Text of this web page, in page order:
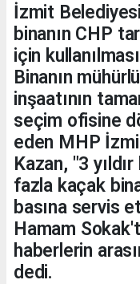
İzmit
binanın CHP
için
Binanın
inşaatının
seçim ofisine
eden MHP
Kazan, "3
fazla kaçak
basına servis
Hamam
haberlerin
dedi.